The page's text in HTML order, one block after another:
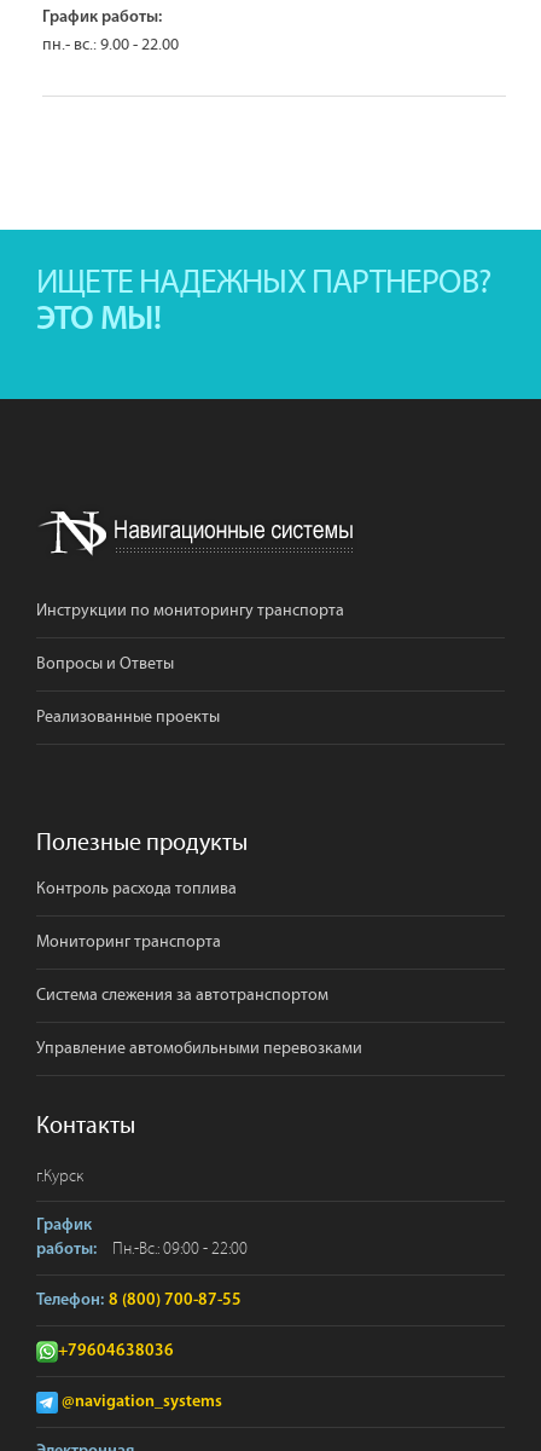
График работы:
пн.- вс.: 9.00 - 22.00
ИЩЕТЕ НАДЕЖНЫХ ПАРТНЕРОВ?
ЭТО МЫ!
Инструкции по мониторингу транспорта
Вопросы и Ответы
Реализованные проекты
Полезные продукты
Контроль расхода топлива
Мониторинг транспорта
Система слежения за автотранспортом
Управление автомобильными перевозками
Контакты
г.Курск
График
работы:
Пн.-Вс.: 09:00 - 22:00
Телефон: 8 (800) 700-87-55
+79604638036
@navigation_systems